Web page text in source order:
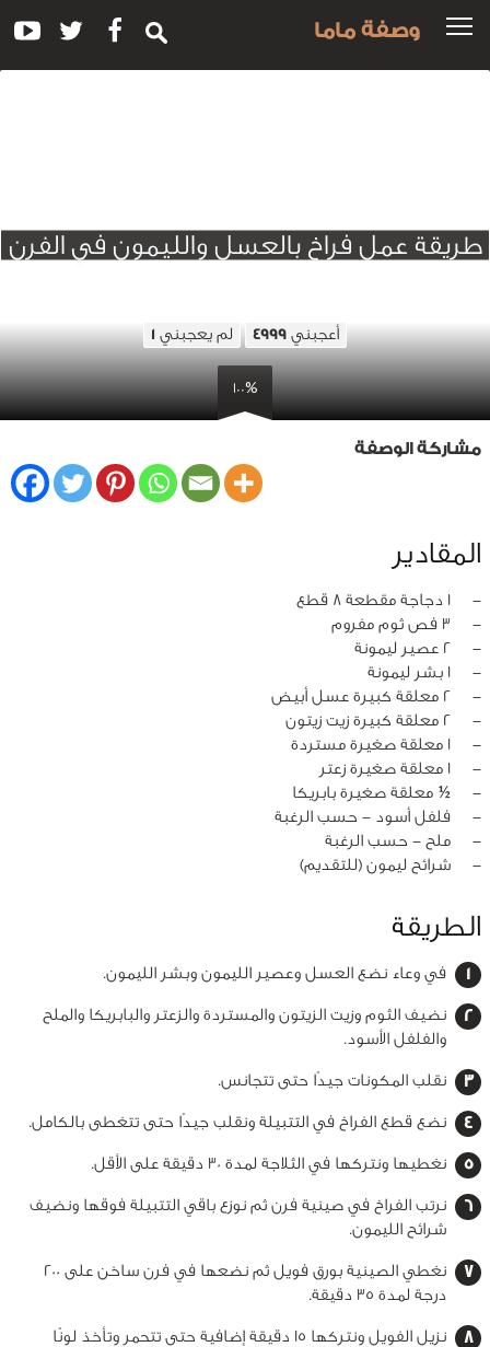
وصفة ماما
طريقة عمل فراخ بالعسل والليمون في الفرن
أعجبني 4999 لم يعجبني 1
100%
مشاركة الوصفة
المقادير
‏-
1 دجاجة مقطعة 8 قطع
‏-
3 فص ثوم مفروم
‏-
2 عصير ليمونة
‏-
1 بشر ليمونة
‏-
2 معلقة كبيرة عسل أبيض
‏-
2 معلقة كبيرة زيت زيتون
‏-
1 معلقة صغيرة مستردة
‏-
1 معلقة صغيرة زعتر
‏-
½ معلقة صغيرة بابريكا
‏-
فلفل أسود - حسب الرغبة
‏-
ملح - حسب الرغبة
‏-
شرائح ليمون (للتقديم)
الطريقة
في وعاء نضع العسل وعصير الليمون وبشر الليمون.
نضيف الثوم وزيت الزيتون والمستردة والزعتر والبابريكا والملح
والفلفل الأسود.
نقلب المكونات جيدًا حتى تتجانس.
نضع قطع الفراخ في التتبيلة ونقلب جيدًا حتى تتغطى بالكامل.
نغطيها ونتركها في الثلاجة لمدة 30 دقيقة على الأقل.
نرتب الفراخ في صينية فرن ثم نوزع باقي التتبيلة فوقها ونضيف
شرائح الليمون.
نغطي الصينية بورق فويل ثم نضعها في فرن ساخن على 200
درجة لمدة 35 دقيقة.
نزيل الفويل ونتركها 15 دقيقة إضافية حتى تتحمر وتأخذ لونًا